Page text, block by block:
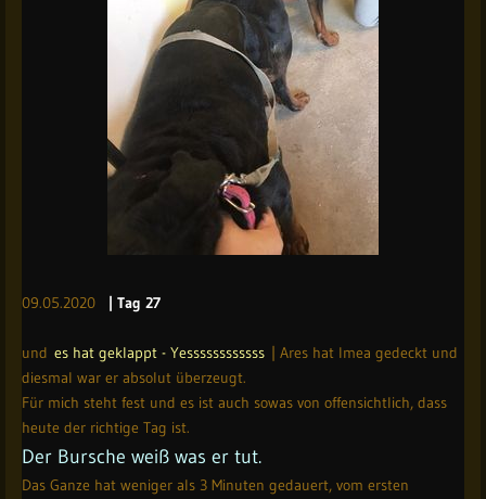
09.05.2020 | Tag 27
und es hat geklappt - Yessssssssssss | Ares hat Imea gedeckt und
diesmal war er absolut überzeugt.
Für mich steht fest und es ist auch sowas von offensichtlich, dass
heute der richtige Tag ist.
Der Bursche weiß was er tut.
Das Ganze hat weniger als 3 Minuten gedauert, vom ersten